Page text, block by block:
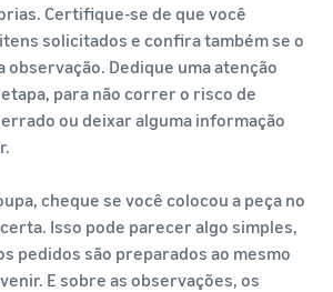
Certifique-se de que você
solicitados e confira também se o
observação. Dedique uma atenção
para não correr o risco de
ou deixar alguma informação
cheque se você colocou a peça no
Isso pode parecer algo simples,
pedidos são preparados ao mesmo
E sobre as observações, os